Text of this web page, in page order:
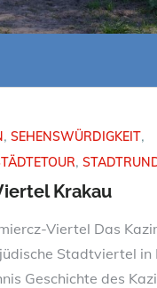
SEHENSWÜRDIGKEIT
Krakau
Viertel Das
Stadtviertel in
Geschichte des